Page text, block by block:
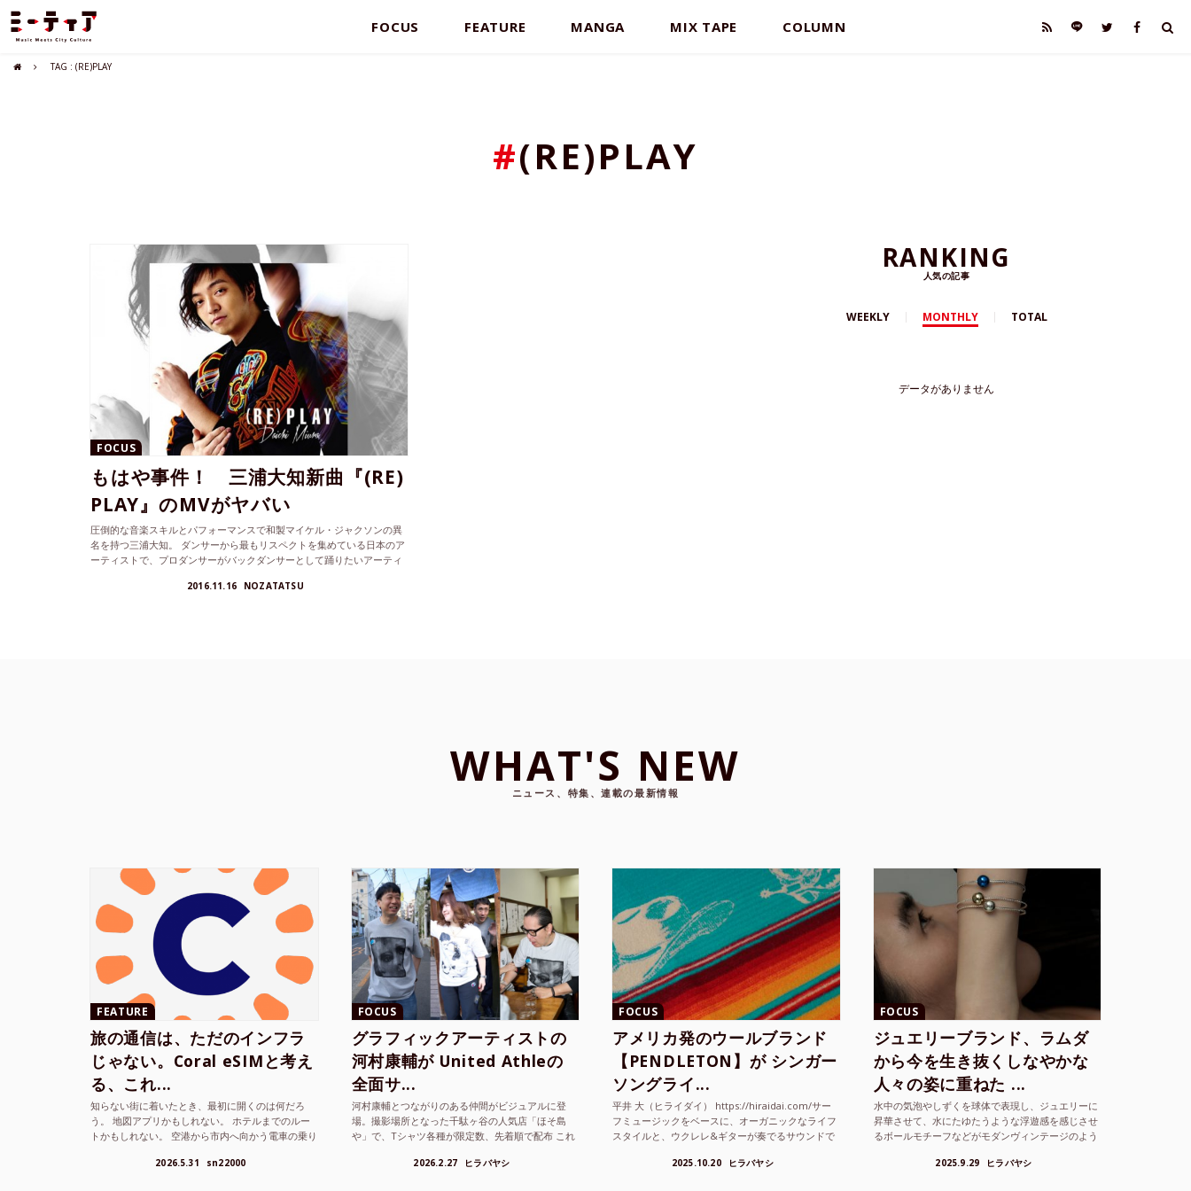
FOCUS FEATURE MANGA MIX TAPE COLUMN
TAG : (RE)PLAY
#(RE)PLAY
FOCUS
もはや事件！ 三浦大知新曲『(RE)
PLAY』のMVがヤバい
圧倒的な音楽スキルとパフォーマンスで和製マイケル・ジャクソンの異
名を持つ三浦大知。 ダンサーから最もリスペクトを集めている日本のア
ーティストで、プロダンサーがバックダンサーとして踊りたいアーティ
響力があるアーティストだ。 そんな三浦大知が11月23日に新曲『(RE)PL
2016.11.16 NOZATATSU
RANKING
人気の記事
WEEKLY MONTHLY TOTAL
データがありません
WHAT'S NEW
ニュース、特集、連載の最新情報
FEATURE
旅の通信は、ただのインフラ
じゃない。Coral eSIMと考え
る、これ...
知らない街に着いたとき、最初に開くのは何だろ
う。 地図アプリかもしれない。 ホテルまでのルー
トかもしれない。 空港から市内へ向かう電車の乗り
て、その街の空...2026.5.31 sn22000
FOCUS
グラフィックアーティストの
河村康輔が United Athleの
全面サ...
河村康輔とつながりのある仲間がビジュアルに登
場。撮影場所となった千駄ヶ谷の人気店「ほそ島
や」で、Tシャツ各種が限定数、先着順で配布 これ
2026.2.27 ヒラバヤシ
FOCUS
アメリカ発のウールブランド
【PENDLETON】が シンガー
ソングライ...
平井 大（ヒライダイ） https://hiraidai.com/サー
フミュージックをベースに、オーガニックなライフ
スタイルと、ウクレレ&ギターが奏でるサウンドで
2025.10.20 ヒラバヤシ
FOCUS
ジュエリーブランド、ラムダ
から今を生き抜くしなやかな
人々の姿に重ねた ...
水中の気泡やしずくを球体で表現し、ジュエリーに
昇華させて、水にたゆたうような浮遊感を感じさせ
るボールモチーフなどがモダンヴィンテージのよう
2025.9.29 ヒラバヤシ